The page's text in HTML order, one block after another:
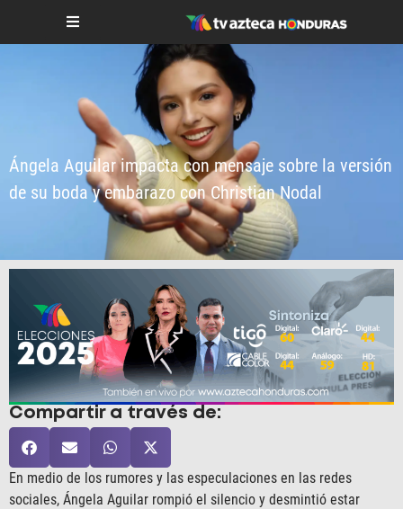
Ángela Aguilar impacta con mensaje sobre la versión
de su boda y embarazo con Christian Nodal
Compartir a través de:
En medio de los rumores y las especulaciones en las redes
sociales, Ángela Aguilar rompió el silencio y desmintió estar